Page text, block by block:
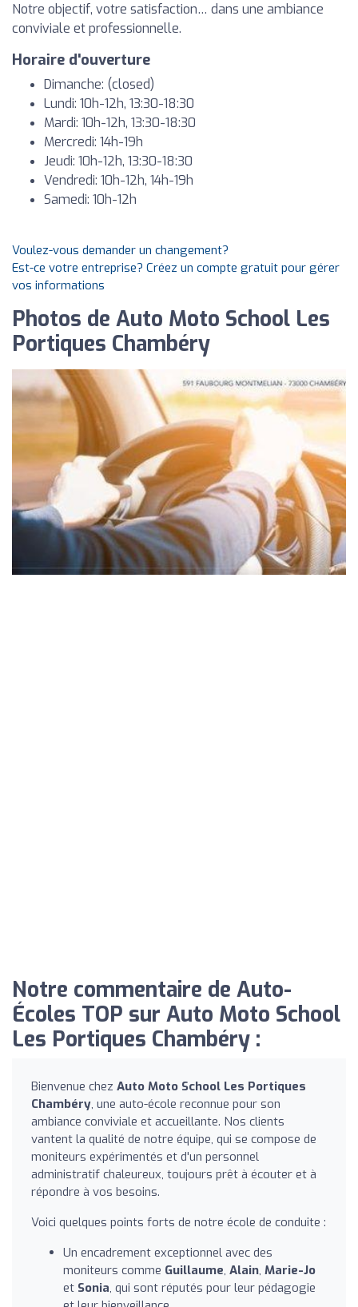
Notre objectif, votre satisfaction… dans une ambiance
conviviale et professionnelle.
Horaire d'ouverture
Dimanche: (closed)
Lundi: 10h-12h, 13:30-18:30
Mardi: 10h-12h, 13:30-18:30
Mercredi: 14h-19h
Jeudi: 10h-12h, 13:30-18:30
Vendredi: 10h-12h, 14h-19h
Samedi: 10h-12h
Voulez-vous demander un changement?
Est-ce votre entreprise? Créez un compte gratuit pour gérer
vos informations
Photos de Auto Moto School Les
Portiques Chambéry
Notre commentaire de Auto-
Écoles TOP sur Auto Moto School
Les Portiques Chambéry :
Bienvenue chez Auto Moto School Les Portiques
Chambéry, une auto-école reconnue pour son
ambiance conviviale et accueillante. Nos clients
vantent la qualité de notre équipe, qui se compose de
moniteurs expérimentés et d'un personnel
administratif chaleureux, toujours prêt à écouter et à
répondre à vos besoins.
Voici quelques points forts de notre école de conduite :
Un encadrement exceptionnel avec des
moniteurs comme Guillaume, Alain, Marie-Jo
et Sonia, qui sont réputés pour leur pédagogie